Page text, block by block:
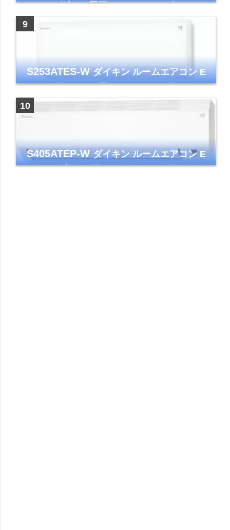
シリーズ 主に8畳用 ホワイト 2025年モデル
S253ATES-Wダイキン ルームエアコン E
シリーズ おもに8畳 ホワイト 2023年モデル
ストリーマ
S405ATEP-Wダイキン ルームエアコン E
シリーズ 主に14畳用 ホワイト 2025年モデル